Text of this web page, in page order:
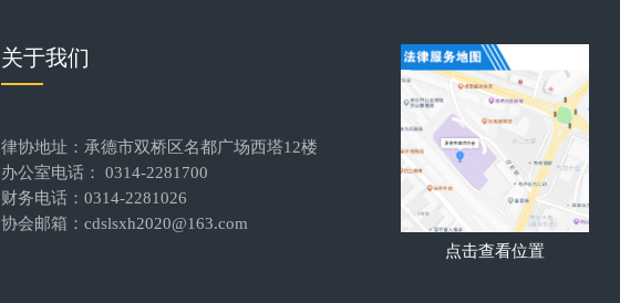
关于我们
律协地址：承德市双桥区名都广场西塔12楼
办公室电话： 0314-2281700
财务电话：0314-2281026
协会邮箱：cdslsxh2020@163.com
点击查看位置